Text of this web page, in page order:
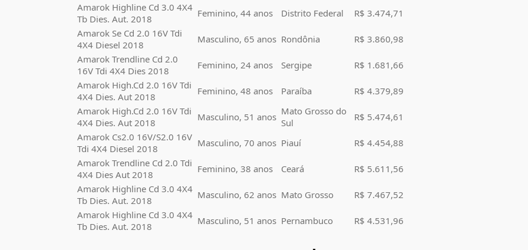
Amarok Highline Cd 3.0 4X4
Tb Dies. Aut. 2018
Feminino, 44 anos Distrito Federal
R$ 3.474,71
Amarok Se Cd 2.0 16V Tdi
4X4 Diesel 2018
Masculino, 65 anos Rondônia
R$ 3.860,98
Amarok Trendline Cd 2.0
16V Tdi 4X4 Dies 2018
Feminino, 24 anos Sergipe
R$ 1.681,66
Amarok High.Cd 2.0 16V Tdi
4X4 Dies. Aut 2018
Feminino, 48 anos Paraíba
R$ 4.379,89
Amarok High.Cd 2.0 16V Tdi
4X4 Dies. Aut 2018
Masculino, 51 anos Mato Grosso do
Sul
R$ 5.474,61
Amarok Cs2.0 16V/S2.0 16V
Tdi 4X4 Diesel 2018
Masculino, 70 anos Piauí
R$ 4.454,88
Amarok Trendline Cd 2.0 Tdi
4X4 Dies Aut 2018
Feminino, 38 anos Ceará
R$ 5.611,56
Amarok Highline Cd 3.0 4X4
Tb Dies. Aut. 2018
Masculino, 62 anos Mato Grosso
R$ 7.467,52
Amarok Highline Cd 3.0 4X4
Tb Dies. Aut. 2018
Masculino, 51 anos Pernambuco R$ 4.531,96